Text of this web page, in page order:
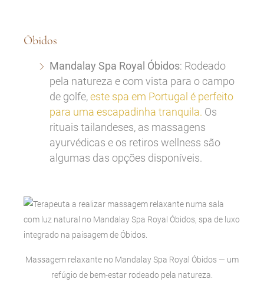
Óbidos
Mandalay Spa Royal Óbidos: Rodeado
pela natureza e com vista para o campo
de golfe,este spa em Portugal é perfeito
para uma escapadinha tranquila. Os
rituais tailandeses, as massagens
ayurvédicas e os retiros wellness são
algumas das opções disponíveis.
Massagem relaxante no Mandalay Spa Royal Óbidos — um
refúgio de bem-estar rodeado pela natureza.